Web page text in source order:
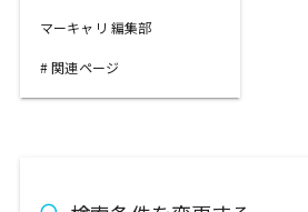
マーキャリ 編集部
関連ページ